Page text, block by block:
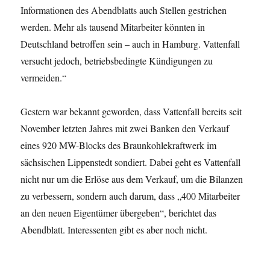
Informationen des Abendblatts auch Stellen gestrichen
werden. Mehr als tausend Mitarbeiter könnten in
Deutschland betroffen sein – auch in Hamburg. Vattenfall
versucht jedoch, betriebsbedingte Kündigungen zu
vermeiden.“
Gestern war bekannt geworden, dass Vattenfall bereits seit
November letzten Jahres mit zwei Banken den Verkauf
eines 920 MW-Blocks des Braunkohlekraftwerk im
sächsischen Lippenstedt sondiert. Dabei geht es Vattenfall
nicht nur um die Erlöse aus dem Verkauf, um die Bilanzen
zu verbessern, sondern auch darum, dass „400 Mitarbeiter
an den neuen Eigentümer übergeben“, berichtet das
Abendblatt. Interessenten gibt es aber noch nicht.